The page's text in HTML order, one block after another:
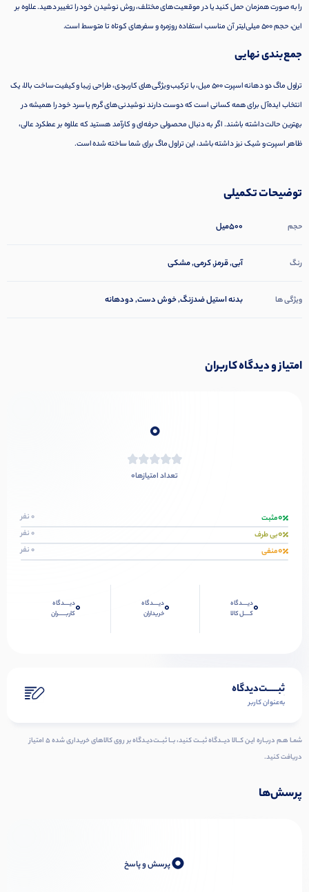
را به صورت همزمان حمل کنید یا در موقعیت‌های مختلف، روش نوشیدن خود را تغییر دهید. علاوه بر
این، حجم 500 میلی‌لیتر آن مناسب استفاده روزمره و سفرهای کوتاه تا متوسط است.
جمع‌بندی نهایی
تراول ماگ دو دهانه اسپرت 500 میل، با ترکیب ویژگی‌های کاربردی، طراحی زیبا و کیفیت ساخت بالا، یک
انتخاب ایده‌آل برای همه کسانی است که دوست دارند نوشیدنی‌های گرم یا سرد خود را همیشه در
بهترین حالت داشته باشند. اگر به دنبال محصولی حرفه‌ای و کارآمد هستید که علاوه بر عملکرد عالی،
ظاهر اسپرت و شیک نیز داشته باشد، این تراول ماگ برای شما ساخته شده است.
توضیحات تکمیلی
حجم 500میل
رنگ آبی, قرمز, کرمی, مشکی
ویژگی ها بدنه استیل ضدزنگ, خوش دست, دودهانه
امتیاز و دیدگاه کاربران
0
تعداد امتیازها0
0مثبت 0 نفر
0بی طرف 0 نفر
0منفی 0 نفر
0دیــــدگاه
کــــل کالا
0دیــــدگاه
خریداران
0دیــــدگاه
کاربـــــران
ثبـــــت‌دیدگاه
به‌عنوان کاربر
شمـا هـم دربـاره ایـن کــالا دیــدگاه ثبــت کنید، بــا ثبــت‌دیـدگاه بر روی کالاهای خریداری شده ۵ امتیاز
دریافت کنید.
پرسش‌ها
0پرسش و پاسخ